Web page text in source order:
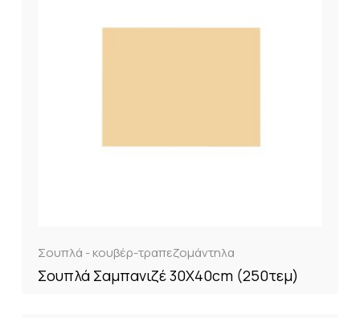
Σουπλά - κουβέρ-τραπεζομάντηλα
Σουπλά Σαμπανιζέ 30Χ40cm (250τεμ)